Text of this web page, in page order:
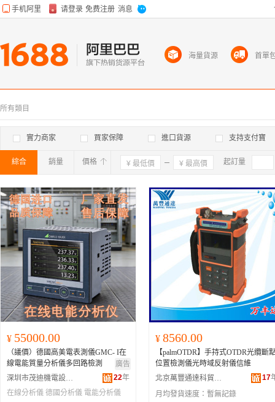
所有類目
實力商家 買家保障 進口貨源 支持支付寶
綜合 銷量 價格 確定 起訂量
¥ 55000.00
（議價）德國高美電表測儀GMC- I在
線電能質量分析儀多回路檢測
廣告
深圳市茂迪機電設備有限公司
22年
在線分析儀 德國分析儀 電能分析儀
¥ 8560.00
【palmOTDR】手持式OTDR光纜斷
位置檢測儀光時域反射儀信維
北京萬豐通達科貿有限公司
17
月均發貨速度： 暫無記錄
海量貨源 首單